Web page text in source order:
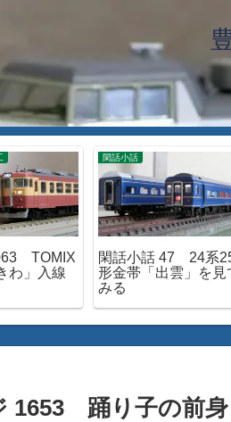
TOMIX
わ」入線
閑話小話
閑話小話 47 24系
形金帯「出雲」を見
みる
1653 踊り子の前